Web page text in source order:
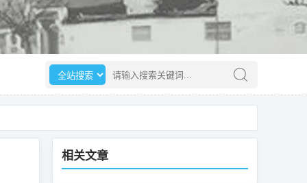
选择搜索范围 请输入搜索关键词
相关文章